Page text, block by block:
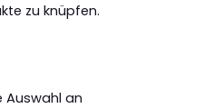
zu knüpfen.
Auswahl an